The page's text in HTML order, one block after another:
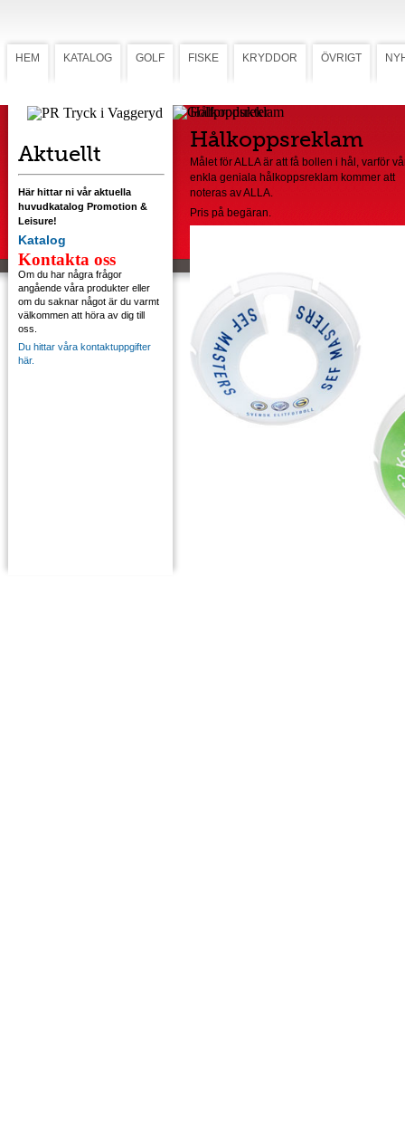
HEM KATALOG GOLF FISKE KRYDDOR ÖVRIGT
Aktuellt
Här hittar ni vår aktuella
huvudkatalog Promotion &
Leisure!
Katalog
Kontakta oss
Om du har några frågor
angående våra produkter eller
om du saknar något är du varmt
välkommen att höra av dig till
oss.
Du hittar våra kontaktuppgifter
här.
Hålkoppsreklam
Hålkoppsreklam
Målet för ALLA är att få bollen i hål, varför
enkla geniala hålkoppsreklam kommer att
noteras av ALLA.
Pris på begäran.